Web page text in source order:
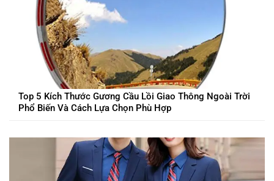
Top 5 Kích Thước Gương Cầu Lồi Giao Thông Ngoài Trời
Phổ Biến Và Cách Lựa Chọn Phù Hợp